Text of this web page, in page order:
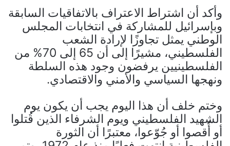
وأكد أن اشتراط الاعتراف بالاتفاقيات السابقة
وبإسرائيل للمشاركة في انتخابات المجلس
الوطني يمثل تجاوزًا لإرادة الشعب
الفلسطيني، مشيرًا إلى أن 65 إلى 70% من
الفلسطينيين يرفضون وجود هذه السلطة
ونهجها السياسي والأمني والاقتصادي.
وختم خلف أن هذا اليوم يجب أن يكون يوم
الشهيد الفلسطيني ويوم الشرفاء الذين قُتلوا
أو أُقصوا أو جُوّعوا، معتبرًا أن الثورة